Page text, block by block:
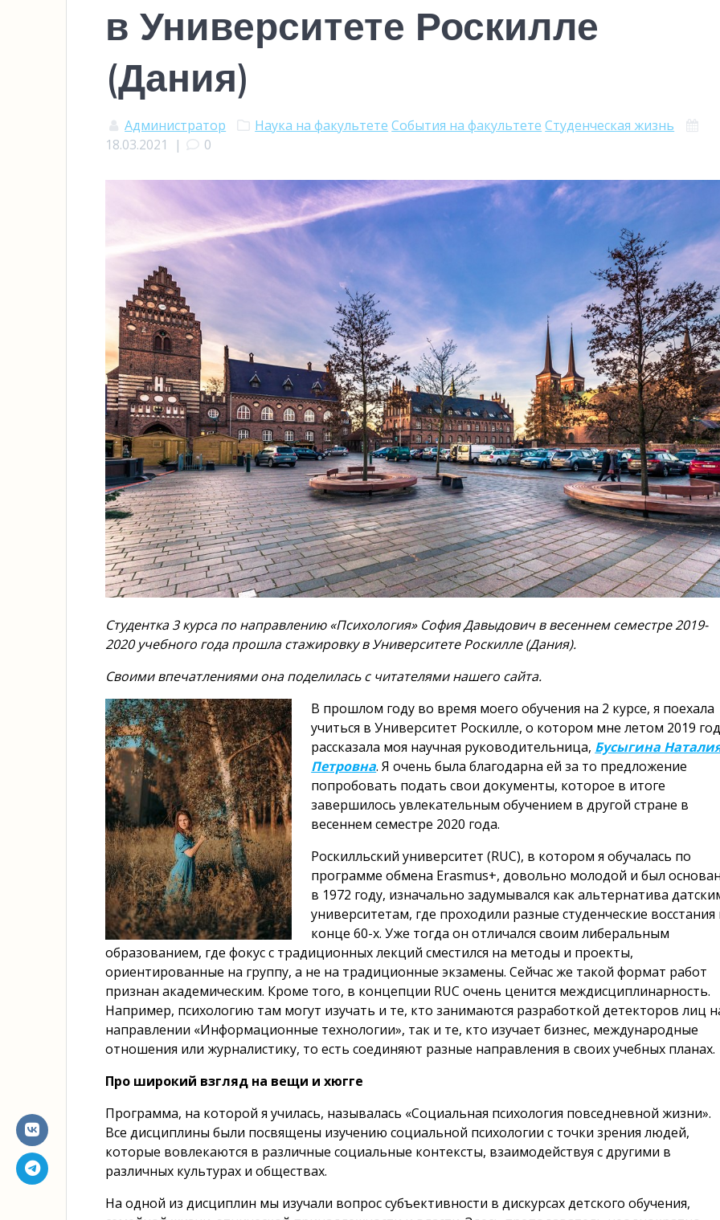
в Университете Роскилле
(Дания)
Администратор Наука на факультете События на факультете Студенческая жизнь
18.03.2021
| 0
Студентка 3 курса по направлению «Психология» София Давыдович в весеннем семестре 2019-
2020 учебного года прошла стажировку в Университете Роскилле (Дания).
Своими впечатлениями она поделилась с читателями нашего сайта.
В прошлом году во время моего обучения на 2 курсе, я поехала
учиться в Университет Роскилле, о котором мне летом 2019
рассказала моя научная руководительница, Бусыгина
Петровна. Я очень была благодарна ей за то предложение
попробовать подать свои документы, которое в итоге
завершилось увлекательным обучением в другой стране в
весеннем семестре 2020 года.
Роскилльский университет (RUC), в котором я обучалась по
программе обмена Erasmus+, довольно молодой и был
в 1972 году, изначально задумывался как альтернатива
университетам, где проходили разные студенческие восстания
конце 60-х. Уже тогда он отличался своим либеральным
образованием, где фокус с традиционных лекций сместился на методы и проекты,
ориентированные на группу, а не на традиционные экзамены. Сейчас же такой формат работ
признан академическим. Кроме того, в концепции RUC очень ценится междисциплинарность.
Например, психологию там могут изучать и те, кто занимаются разработкой детекторов лиц
направлении «Информационные технологии», так и те, кто изучает бизнес, международные
отношения или журналистику, то есть соединяют разные направления в своих учебных планах.
Про широкий взгляд на вещи и хюгге
Программа, на которой я училась, называлась «Социальная психология повседневной жизни».
Все дисциплины были посвящены изучению социальной психологии с точки зрения людей,
которые вовлекаются в различные социальные контексты, взаимодействуя с другими в
различных культурах и обществах.
На одной из дисциплин мы изучали вопрос субъективности в дискурсах детского обучения,